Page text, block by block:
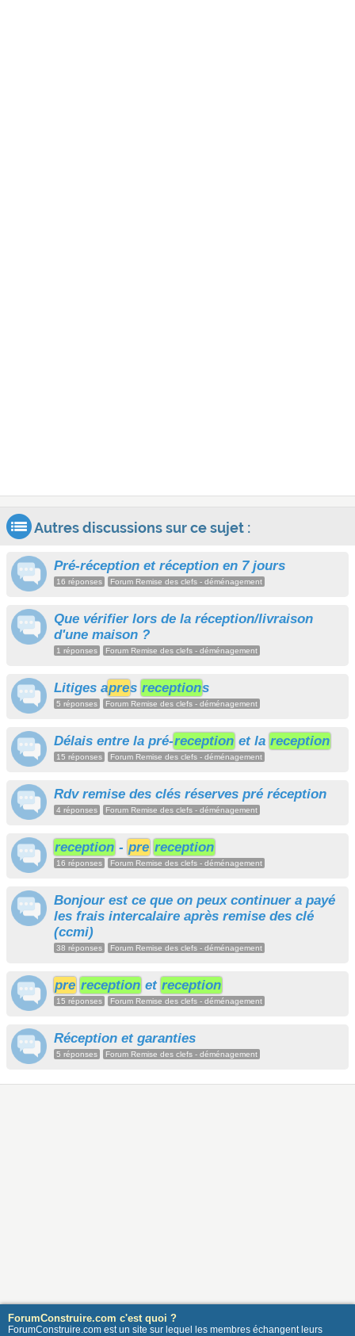
Autres discussions sur ce sujet :
Pré-réception et réception en 7 jours
16 réponses Forum Remise des clefs - déménagement
Que vérifier lors de la réception/livraison
d'une maison ?
1 réponses Forum Remise des clefs - déménagement
Litiges apres receptions
5 réponses Forum Remise des clefs - déménagement
Délais entre la pré-reception et la reception
15 réponses Forum Remise des clefs - déménagement
Rdv remise des clés réserves pré réception
4 réponses Forum Remise des clefs - déménagement
reception - pre reception
16 réponses Forum Remise des clefs - déménagement
Bonjour est ce que on peux continuer a payé
les frais intercalaire après remise des clé
(ccmi)
38 réponses Forum Remise des clefs - déménagement
pre reception et reception
15 réponses Forum Remise des clefs - déménagement
Réception et garanties
5 réponses Forum Remise des clefs - déménagement
ForumConstruire.com c'est quoi ?
ForumConstruire.com est un site sur lequel les membres échangent leurs